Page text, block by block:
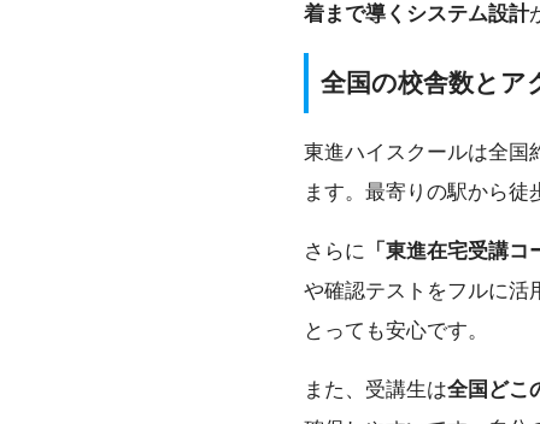
着まで導くシステム設計
全国の校舎数とア
東進ハイスクールは全国
ます。最寄りの駅から
さらに 「東進在宅受講コ
や確認テストをフルに活
とっても安心です。
また、受講生は全国どこ